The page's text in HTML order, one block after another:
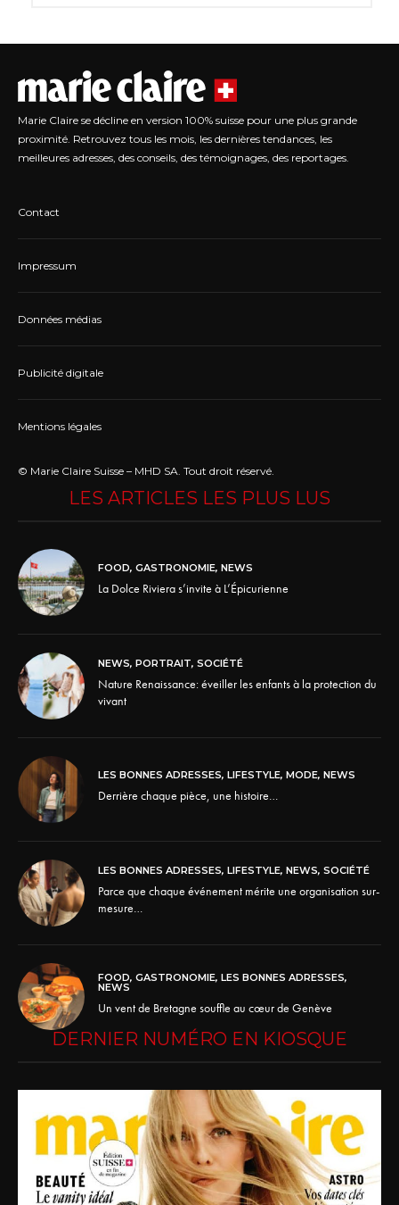
Marie Claire se décline en version 100% suisse pour une plus grande
proximité. Retrouvez tous les mois, les dernières tendances, les
meilleures adresses, des conseils, des témoignages, des reportages.
Contact
Impressum
Données médias
Publicité digitale
Mentions légales
© Marie Claire Suisse – MHD SA. Tout droit réservé.
LES ARTICLES LES PLUS LUS
FOOD, GASTRONOMIE, NEWS
La Dolce Riviera s’invite à L’Épicurienne
NEWS, PORTRAIT, SOCIÉTÉ
Nature Renaissance: éveiller les enfants à la protection du
vivant
LES BONNES ADRESSES, LIFESTYLE, MODE, NEWS
Derrière chaque pièce, une histoire…
LES BONNES ADRESSES, LIFESTYLE, NEWS, SOCIÉTÉ
Parce que chaque événement mérite une organisation sur-
mesure…
FOOD, GASTRONOMIE, LES BONNES ADRESSES,
NEWS
Un vent de Bretagne souffle au cœur de Genève
DERNIER NUMÉRO EN KIOSQUE